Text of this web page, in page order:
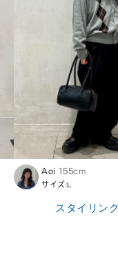
Aoi 155cm
サイズ:L
スタイリン